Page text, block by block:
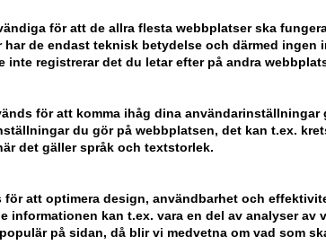
för att de allra flesta webbplatser ska
har de endast teknisk betydelse och därmed ingen
inte registrerar det du letar efter på andra
för att komma ihåg dina användarinställningar
du gör på webbplatsen, det kan t.ex.
det gäller språk och textstorlek.
att optimera design, användbarhet och
informationen kan t.ex. vara en del av analyser av
på sidan, då blir vi medvetna om vad som
Se det andraPaul Mitchell schampot,